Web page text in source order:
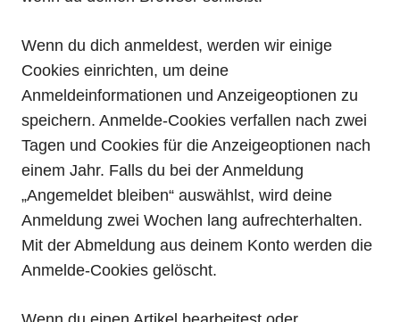
Wenn du dich anmeldest, werden wir einige
Cookies einrichten, um deine
Anmeldeinformationen und Anzeigeoptionen zu
speichern. Anmelde-Cookies verfallen nach zwei
Tagen und Cookies für die Anzeigeoptionen nach
einem Jahr. Falls du bei der Anmeldung
„Angemeldet bleiben“ auswählst, wird deine
Anmeldung zwei Wochen lang aufrechterhalten.
Mit der Abmeldung aus deinem Konto werden die
Anmelde-Cookies gelöscht.